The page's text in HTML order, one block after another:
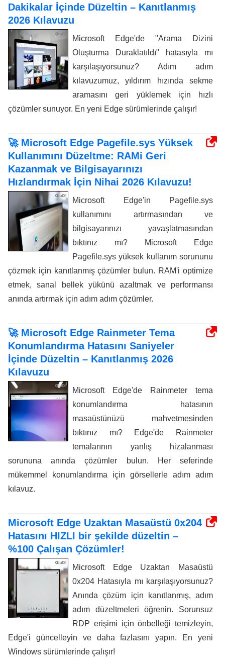
Dakikalar İçinde Düzeltin – Kanıtlanmış
2026 Kılavuzu
Microsoft Edge'de "Arama Dizini
Oluşturma Duraklatıldı" hatasıyla mı
karşılaşıyorsunuz? Adım adım
kılavuzumuz, yıldırım hızında sekme
aramasını geri yüklemek için hızlı
çözümler sunuyor. En yeni Edge sürümlerinde çalışır!
🚀 Microsoft Edge Pagefile.sys Yüksek
Kullanımını Düzeltme: RAMi Geri
Kazanmak ve Bilgisayarınızı
Hızlandırmak İçin Nihai 2026 Kılavuzu!
Microsoft Edge'in Pagefile.sys
kullanımını artırmasından ve
bilgisayarınızı yavaşlatmasından
bıktınız mı? Microsoft Edge
Pagefile.sys yüksek kullanım sorununu
çözmek için kanıtlanmış çözümler bulun. RAM'i optimize
etmek, sanal bellek yükünü azaltmak ve performansı
anında artırmak için adım adım çözümler.
🚀 Microsoft Edge Rainmeter Tema
Konumlandırma Hatasını Saniyeler
İçinde Düzeltin – Kanıtlanmış 2026
Kılavuzu
Microsoft Edge'de Rainmeter tema
konumlandırma hatasının
masaüstünüzü mahvetmesinden
bıktınız mı? Edge'de Rainmeter
temalarının yanlış hizalanması
sorununa anında çözümler bulun. Her seferinde
mükemmel konumlandırma için görsellerle adım adım
kılavuz.
Microsoft Edge Uzaktan Masaüstü 0x204
Hatasını HIZLI bir şekilde düzeltin –
%100 Çalışan Çözümler!
Microsoft Edge Uzaktan Masaüstü
0x204 Hatasıyla mı karşılaşıyorsunuz?
Anında çözüm için kanıtlanmış, adım
adım düzeltmeleri öğrenin. Sorunsuz
RDP erişimi için önbelleği temizleyin,
Edge'i güncelleyin ve daha fazlasını yapın. En yeni
Windows sürümlerinde çalışır!